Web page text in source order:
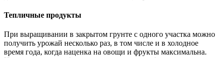
Тепличные продукты
При выращивании в закрытом грунте с одного участка можно
получить урожай несколько раз, в том числе и в холодное
время года, когда наценка на овощи и фрукты максимальна.